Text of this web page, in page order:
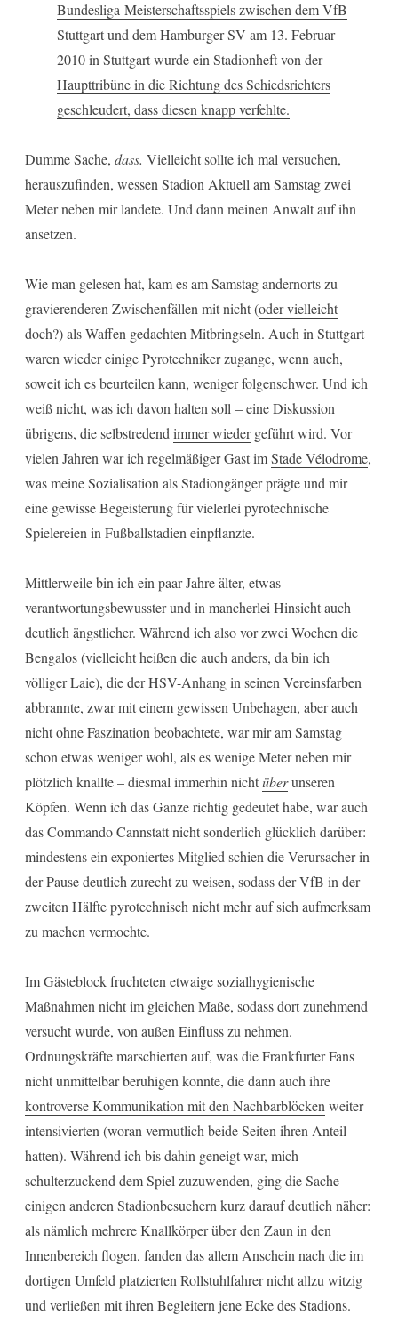
Bundesliga-Meisterschaftsspiels zwischen dem VfB
Stuttgart und dem Hamburger SV am 13. Februar
2010 in Stuttgart wurde ein Stadionheft von der
Haupttribüne in die Richtung des Schiedsrichters
geschleudert, dass diesen knapp verfehlte.
Dumme Sache, dass. Vielleicht sollte ich mal versuchen,
herauszufinden, wessen Stadion Aktuell am Samstag zwei
Meter neben mir landete. Und dann meinen Anwalt auf ihn
ansetzen.
Wie man gelesen hat, kam es am Samstag andernorts zu
gravierenderen Zwischenfällen mit nicht (oder vielleicht
doch?) als Waffen gedachten Mitbringseln. Auch in Stuttgart
waren wieder einige Pyrotechniker zugange, wenn auch,
soweit ich es beurteilen kann, weniger folgenschwer. Und ich
weiß nicht, was ich davon halten soll – eine Diskussion
übrigens, die selbstredend immer wiedergeführt wird. Vor
vielen Jahren war ich regelmäßiger Gast imStade Vélodrome,
was meine Sozialisation als Stadiongänger prägte und mir
eine gewisse Begeisterung für vielerlei pyrotechnische
Spielereien in Fußballstadien einpflanzte.
Mittlerweile bin ich ein paar Jahre älter, etwas
verantwortungsbewusster und in mancherlei Hinsicht auch
deutlich ängstlicher. Während ich also vor zwei Wochen die
Bengalos (vielleicht heißen die auch anders, da bin ich
völliger Laie), die der HSV-Anhang in seinen Vereinsfarben
abbrannte, zwar mit einem gewissen Unbehagen, aber auch
nicht ohne Faszination beobachtete, war mir am Samstag
schon etwas weniger wohl, als es wenige Meter neben mir
plötzlich knallte – diesmal immerhin nichtüberunseren
Köpfen. Wenn ich das Ganze richtig gedeutet habe, war auch
das Commando Cannstatt nicht sonderlich glücklich darüber:
mindestens ein exponiertes Mitglied schien die Verursacher in
der Pause deutlich zurecht zu weisen, sodass der VfB in der
zweiten Hälfte pyrotechnisch nicht mehr auf sich aufmerksam
zu machen vermochte.
Im Gästeblock fruchteten etwaige sozialhygienische
Maßnahmen nicht im gleichen Maße, sodass dort zunehmend
versucht wurde, von außen Einfluss zu nehmen.
Ordnungskräfte marschierten auf, was die Frankfurter Fans
nicht unmittelbar beruhigen konnte, die dann auch ihre
kontroverse Kommunikation mit den Nachbarblöcken weiter
intensivierten (woran vermutlich beide Seiten ihren Anteil
hatten). Während ich bis dahin geneigt war, mich
schulterzuckend dem Spiel zuzuwenden, ging die Sache
einigen anderen Stadionbesuchern kurz darauf deutlich näher:
als nämlich mehrere Knallkörper über den Zaun in den
Innenbereich flogen, fanden das allem Anschein nach die im
dortigen Umfeld platzierten Rollstuhlfahrer nicht allzu witzig
und verließen mit ihren Begleitern jene Ecke des Stadions.